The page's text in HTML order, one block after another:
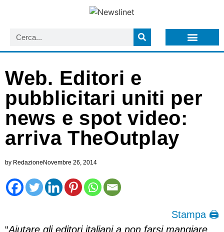
Web. Editori e
pubblicitari uniti per
news e spot video:
arriva TheOutplay
by RedazioneNovembre 26, 2014
Stampa 🖨
“Aiutare gli editori italiani a non farsi mangiare